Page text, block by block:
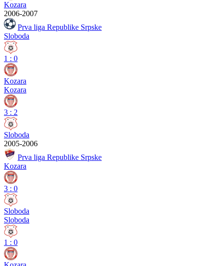
Kozara
2006-2007
Prva liga Republike Srpske
Sloboda
1 : 0
Kozara
Kozara
3 : 2
Sloboda
2005-2006
Prva liga Republike Srpske
Kozara
3 : 0
Sloboda
Sloboda
1 : 0